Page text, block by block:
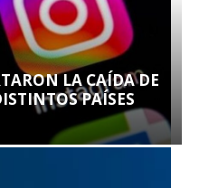
LA CAÍDA DE
PAÍSES